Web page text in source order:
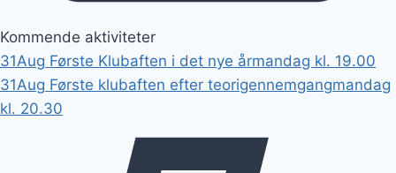
Kommende aktiviteter
31Aug Første Klubaften i det nye årmandag kl. 19.00
31Aug Første klubaften efter teorigennemgangmandag
kl. 20.30